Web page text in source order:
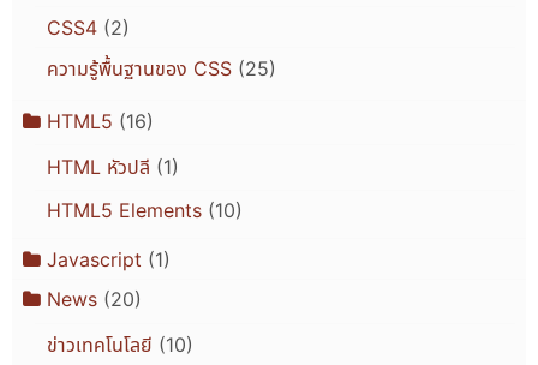
CSS4(2)
ความรู้พื้นฐานของ CSS(25)
HTML5 (16)
HTML หัวปลี (1)
HTML5 Elements(10)
Javascript (1)
News(20)
ข่าวเทคโนโลยี (10)